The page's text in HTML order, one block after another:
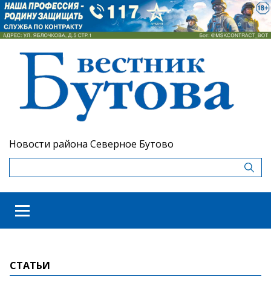
Новости района Северное Бутово
СТАТЬИ